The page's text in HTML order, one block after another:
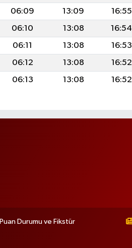
06:09 13:09 16:55
06:10 13:08 16:54
06:11 13:08 16:53
06:12 13:08 16:52
06:13 13:08 16:52
Puan Durumu ve Fikstür